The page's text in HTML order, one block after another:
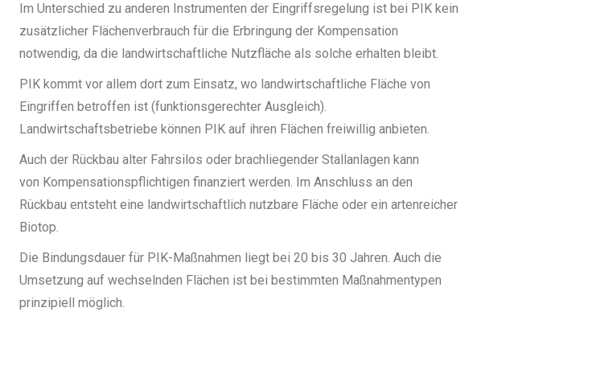
Im Unterschied zu anderen Instrumenten der Eingriffsregelung ist bei PIK kein
zusätzlicher Flächenverbrauch für die Erbringung der Kompensation
notwendig, da die landwirtschaftliche Nutzfläche als solche erhalten bleibt.
PIK kommt vor allem dort zum Einsatz, wo landwirtschaftliche Fläche von
Eingriffen betroffen ist (funktionsgerechter Ausgleich).
Landwirtschaftsbetriebe können PIK auf ihren Flächen freiwillig anbieten.
Auch der Rückbau alter Fahrsilos oder brachliegender Stallanlagen kann
von Kompensationspflichtigen finanziert werden. Im Anschluss an den
Rückbau entsteht eine landwirtschaftlich nutzbare Fläche oder ein artenreicher
Biotop.
Die Bindungsdauer für PIK-Maßnahmen liegt bei 20 bis 30 Jahren. Auch die
Umsetzung auf wechselnden Flächen ist bei bestimmten Maßnahmentypen
prinzipiell möglich.